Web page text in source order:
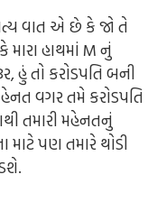
વાત એ છે કે જો તે
હાથમાં M નું
હું તો કરોડપતિ બની
વગર તમે કરોડપતિ
તમારી મહેનતનું
પણ તમારે થોડી